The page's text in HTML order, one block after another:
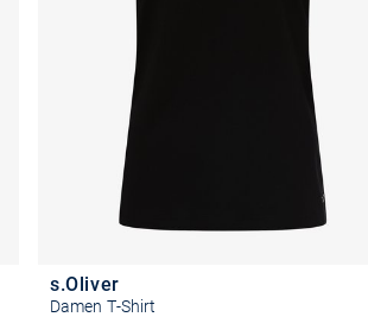
s.Oliver
Damen T-Shirt